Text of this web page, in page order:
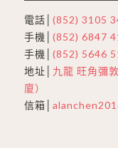
電話│ (852) 3105
手機│ (852) 6847
手機│ (852) 5646
地址│ 九龍 旺角彌
廈）
信箱│